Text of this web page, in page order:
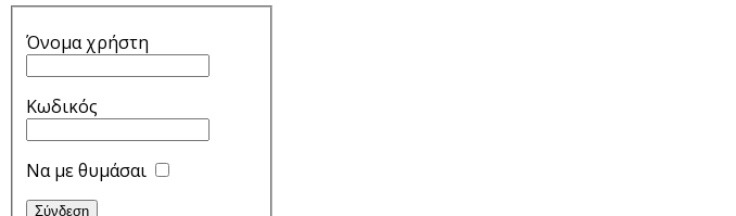
Όνομα χρήστη
Κωδικός
Να με θυμάσαι